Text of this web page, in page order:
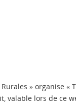
» organise «
valable lors de ce